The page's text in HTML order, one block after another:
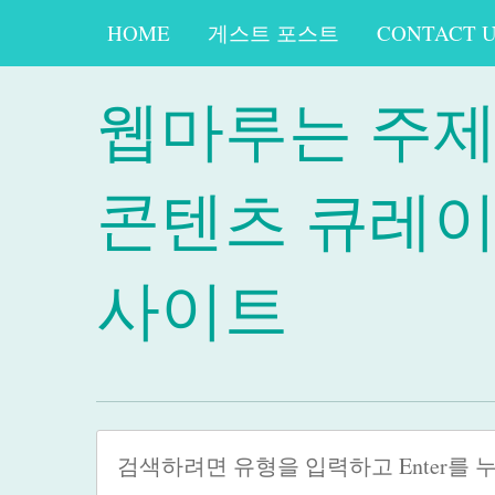
HOME 게스트 포스트 CONTACT
웹마루는 주
콘텐츠 큐레
사이트